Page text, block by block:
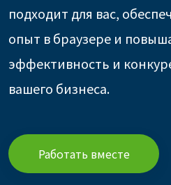
подходит для вас,
опыт в браузере и
эффективность и
вашего бизнеса.
Работать вместе